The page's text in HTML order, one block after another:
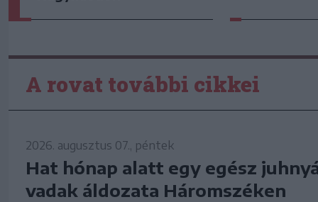
A rovat további cikkei
2026. augusztus 07., péntek
Hat hónap alatt egy egész
vadak áldozata Háromszéken